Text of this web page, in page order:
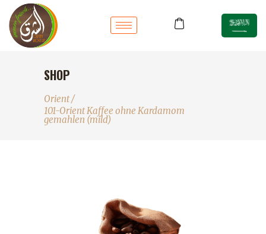
SHOP
Orient/
101-Orient Kaffee ohne Kardamom
gemahlen (mild)